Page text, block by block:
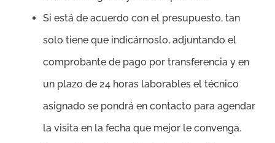
Si está de acuerdo con el presupuesto, tan
solo tiene que indicárnoslo, adjuntando el
comprobante de pago por transferencia y en
un plazo de 24 horas laborables el técnico
asignado se pondrá en contacto para agendar
la visita en la fecha que mejor le convenga.